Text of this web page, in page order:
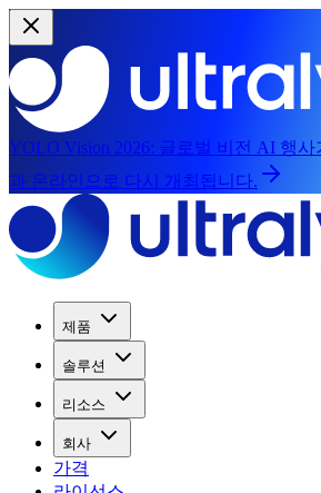
YOLO Vision 2026: 글로벌 비전 AI 행사
과 온라인으로 다시 개최됩니다.
제품
솔루션
리소스
회사
가격